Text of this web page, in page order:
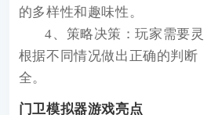
的多样性和趣味性。
4、策略决策：玩家需要
根据不同情况做出正确的判断
全。
门卫模拟器游戏亮点